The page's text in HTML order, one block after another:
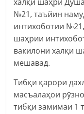
№21, таъйин
интихоботии
шаҳрии
вакилони халқи
мешавад.
Тибқи қарори
масъалаҳои
тибқи замимаи 1